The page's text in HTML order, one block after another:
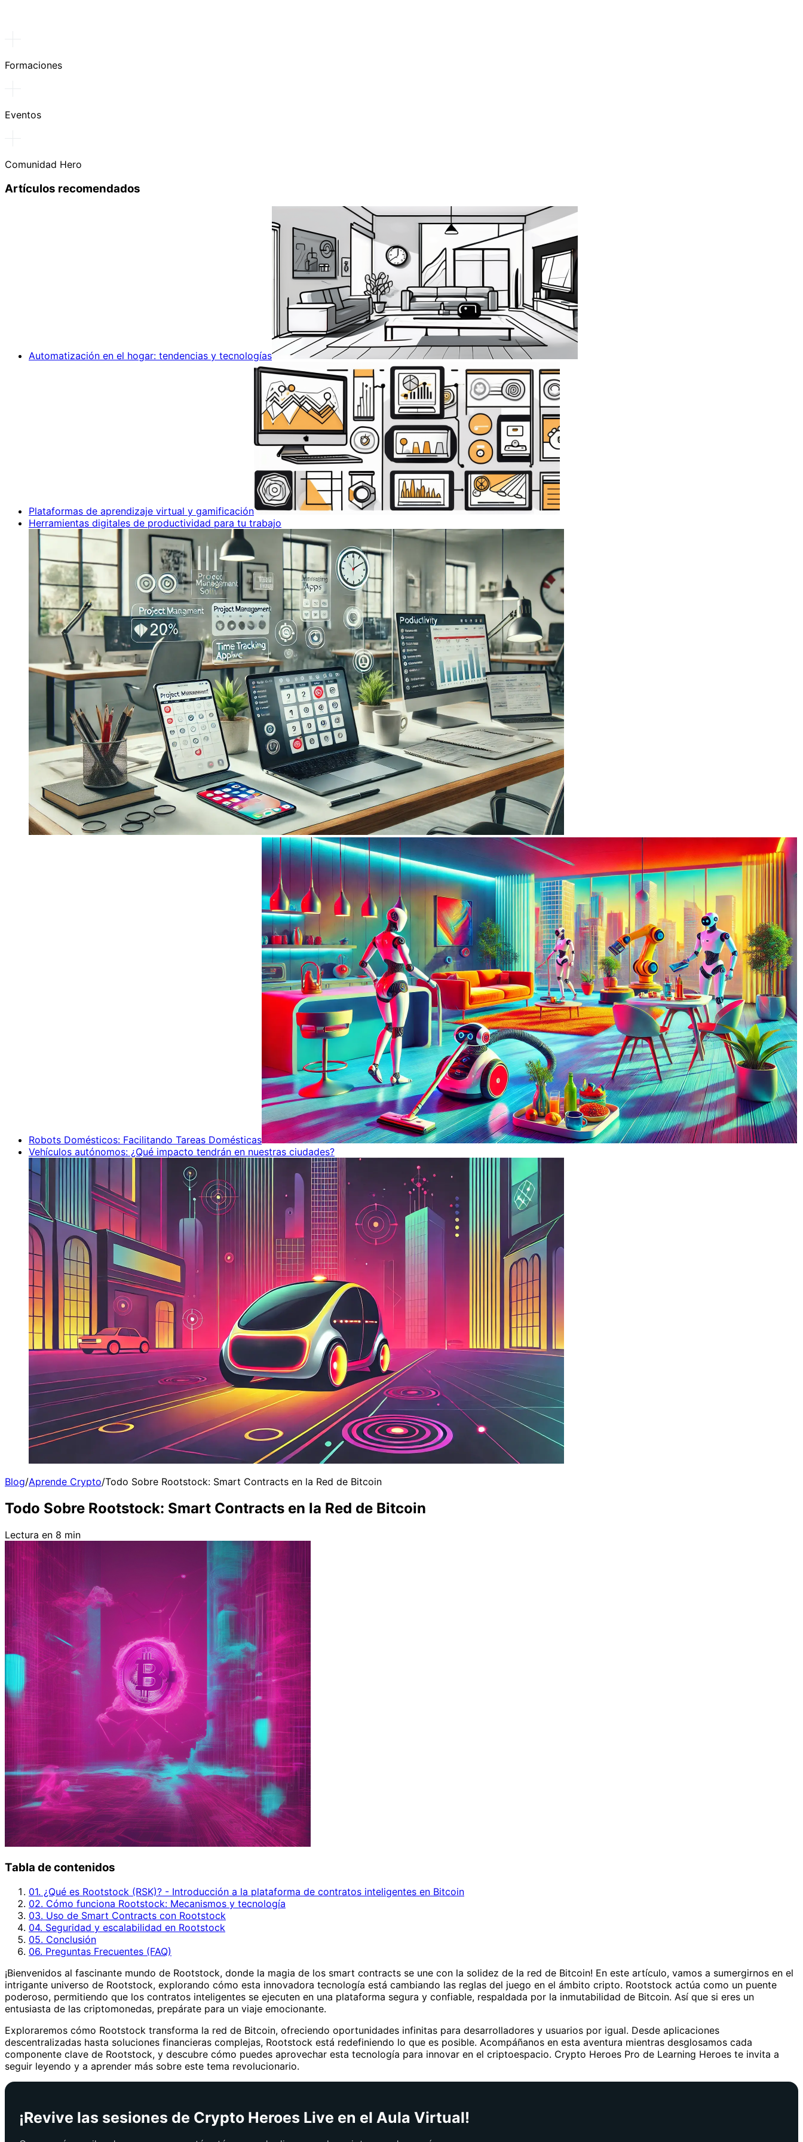
Formaciones
Eventos
Comunidad Hero
Artículos recomendados
Automatización en el hogar: tendencias y tecnologías
Plataformas de aprendizaje virtual y gamificación
Herramientas digitales de productividad para tu trabajo
Robots Domésticos: Facilitando Tareas Domésticas
Vehículos autónomos: ¿Qué impacto tendrán en nuestras ciudades?
Blog/Aprende Crypto/Todo Sobre Rootstock: Smart Contracts en la Red de Bitcoin
Todo Sobre Rootstock: Smart Contracts en la Red de Bitcoin
Lectura en 8 min
Tabla de contenidos
01. ¿Qué es Rootstock (RSK)? - Introducción a la plataforma de contratos inteligentes en Bitcoin
02. Cómo funciona Rootstock: Mecanismos y tecnología
03. Uso de Smart Contracts con Rootstock
04. Seguridad y escalabilidad en Rootstock
05. Conclusión
06. Preguntas Frecuentes (FAQ)
¡Bienvenidos al fascinante mundo de Rootstock, donde la magia de los smart contracts se une con la solidez de la red de Bitcoin! En este artículo, vamos a sumergirnos en el
intrigante universo de Rootstock, explorando cómo esta innovadora tecnología está cambiando las reglas del juego en el ámbito cripto. Rootstock actúa como un puente
poderoso, permitiendo que los contratos inteligentes se ejecuten en una plataforma segura y confiable, respaldada por la inmutabilidad de Bitcoin. Así que si eres un
entusiasta de las criptomonedas, prepárate para un viaje emocionante.
Exploraremos cómo Rootstock transforma la red de Bitcoin, ofreciendo oportunidades infinitas para desarrolladores y usuarios por igual. Desde aplicaciones
descentralizadas hasta soluciones financieras complejas, Rootstock está redefiniendo lo que es posible. Acompáñanos en esta aventura mientras desglosamos cada
componente clave de Rootstock, y descubre cómo puedes aprovechar esta tecnología para innovar en el criptoespacio. Crypto Heroes Pro de Learning Heroes te invita a
seguir leyendo y a aprender más sobre este tema revolucionario.
¡Revive las sesiones de Crypto Heroes Live en el Aula Virtual!